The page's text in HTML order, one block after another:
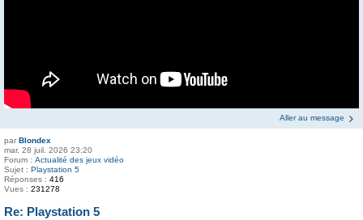
Aller au message
par Blondex
mar. 28 juil. 2026 23:20
Forum : Actualité des jeux vidéo
Sujet : Playstation 5
Réponses : 416
Vues : 231278
Re: Playstation 5